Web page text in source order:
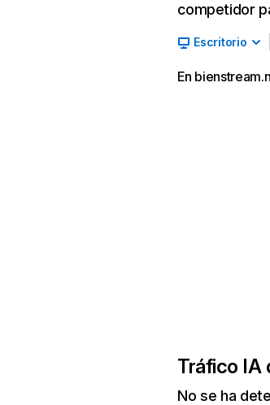
competidor
Escritorio
En
Tráfico IA
No se ha